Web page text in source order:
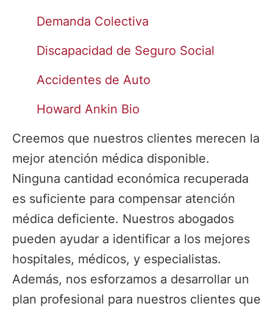
Demanda Colectiva
Discapacidad de Seguro Social
Accidentes de Auto
Howard Ankin Bio
Creemos que nuestros clientes merecen la
mejor atención médica disponible.
Ninguna cantidad económica recuperada
es suficiente para compensar atención
médica deficiente. Nuestros abogados
pueden ayudar a identificar a los mejores
hospitales, médicos, y especialistas.
Además, nos esforzamos a desarrollar un
plan profesional para nuestros clientes que